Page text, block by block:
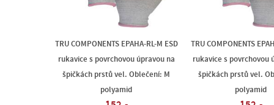
TRU COMPONENTS EPAHA-RL-M ESD
rukavice s povrchovou úpravou na
špičkách prstů vel. Oblečení: M
polyamid
TRU COMPONENTS
rukavice s povrchovou
špičkách prstů vel.
polyamid